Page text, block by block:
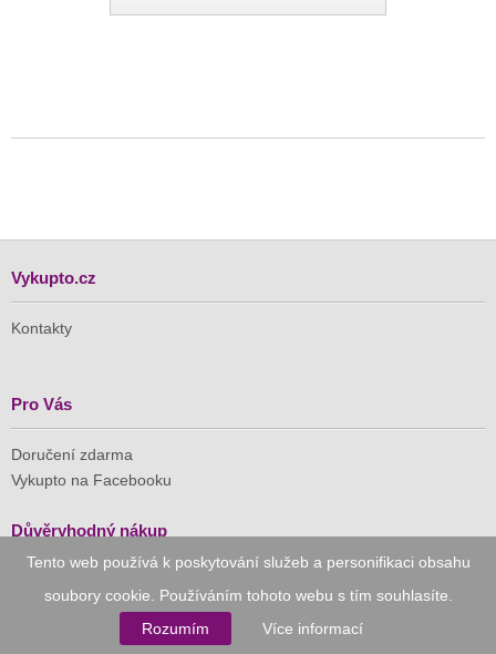
Tento web používá k poskytování služeb a personifikaci obsahu
soubory cookie. Používáním tohoto webu s tím souhlasíte.
Rozumím
Více informací
Vykupto.cz
Kontakty
Pro Vás
Doručení zdarma
Vykupto na Facebooku
Důvěryhodný nákup
Naše společnost je členem Asociace pro elektronickou
komerci (APEK)